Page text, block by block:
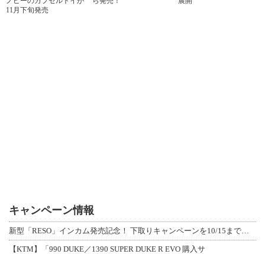
11月下旬発売
キャンペーン情報
【KTM】「990 DUKE／1390 SUPER DUKE R EVO 購入サ